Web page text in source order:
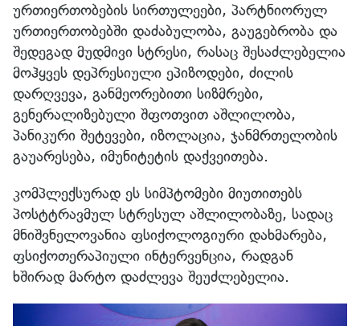
ურთიერთობების სირთულეები, პარტნიორულ
ურთიერთობებში დაძაბულობა, გაუგებრობა და
შედეგად მუდმივი სტრესი, რასაც შესაძლებელია
მოჰყვეს დეპრესიული ეპიზოდები, ძილის
დარღვევა, განმეორებითი სიზმრები,
გენერალიზებული შფოთვით აშლილობა,
პანიკური შეტევები, იზოლაცია, ჯანმრთელობის
გაუარესება, იმუნიტეტის დაქვეითება.
კომპლექსურად ეს სიმპტომები მიუთითებს
პოსტტრავმულ სტრესულ აშლილობაზე, სადაც
მნიშვნელოვანია ფსიქოლოგიური დახმარება,
ფსიქოთერაპიული ინტერვენცია, რადგან
ხშირად მარტო დაძლევა შეუძლებელია.